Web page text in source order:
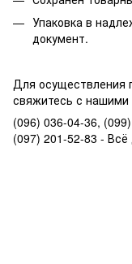
Упаковка в
документ.
Для осуществления
свяжитесь с
(096) 036-04-36,
(097) 201-52-83 - Всё